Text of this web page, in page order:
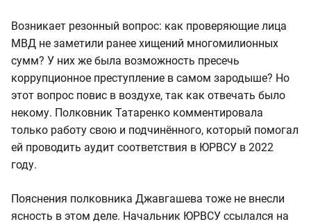
Возникает резонный вопрос: как проверяющие лица
МВД не заметили ранее хищений многомилионных
сумм? У них же была возможность пресечь
коррупционное преступление в самом зародыше? Но
этот вопрос повис в воздухе, так как отвечать было
некому. Полковник Татаренко комментировала
только работу свою и подчинённого, который помогал
ей проводить аудит соответствия в ЮРВСУ в 2022
году.
Пояснения полковника Джавгашева тоже не внесли
ясность в этом деле. Начальник ЮРВСУ ссылался на